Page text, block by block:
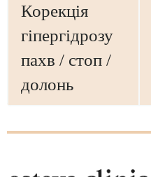
Корекція
гіпергідрозу
пахв / стоп /
долонь